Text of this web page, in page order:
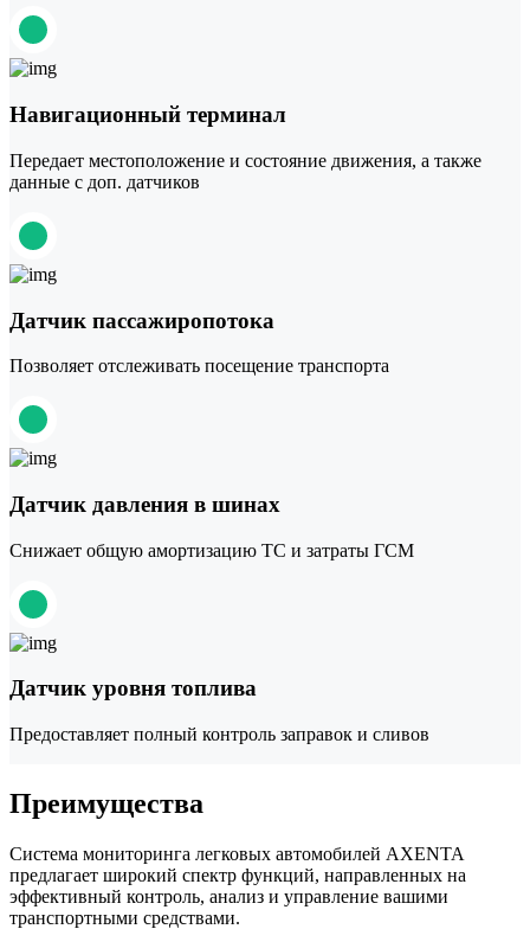
Навигационный терминал
Передает местоположение и состояние движения, а также
данные с доп. датчиков
Датчик пассажиропотока
Позволяет отслеживать посещение транспорта
Датчик давления в шинах
Снижает общую амортизацию ТС и затраты ГСМ
Датчик уровня топлива
Предоставляет полный контроль заправок и сливов
Преимущества
Система мониторинга легковых автомобилей AXENTA
предлагает широкий спектр функций, направленных на
эффективный контроль, анализ и управление вашими
транспортными средствами.